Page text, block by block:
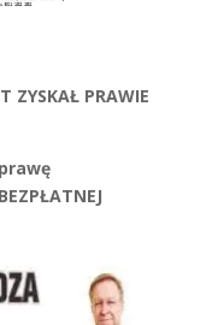
ZYSKAŁ PRAWIE